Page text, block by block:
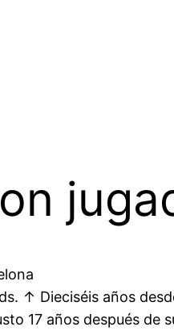
↑ Dieciséis años
17 años después de